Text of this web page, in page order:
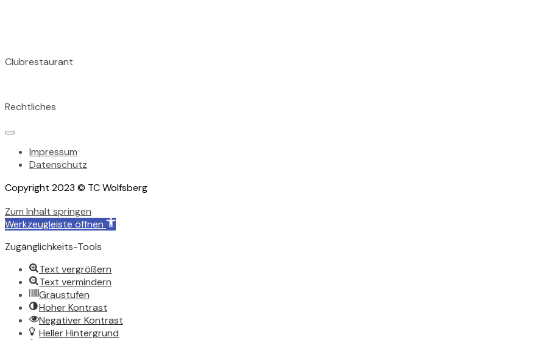
Clubrestaurant
Rechtliches
Impressum
Datenschutz
Copyright 2023 © TC Wolfsberg
Zum Inhalt springen
Werkzeugleiste öffnen
Zugänglichkeits-Tools
Text vergrößern
Text vermindern
Graustufen
Hoher Kontrast
Negativer Kontrast
Heller Hintergrund